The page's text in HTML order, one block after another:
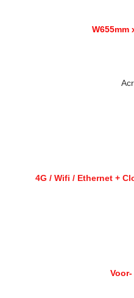
W655mm
4G / Wifi / Ethernet +